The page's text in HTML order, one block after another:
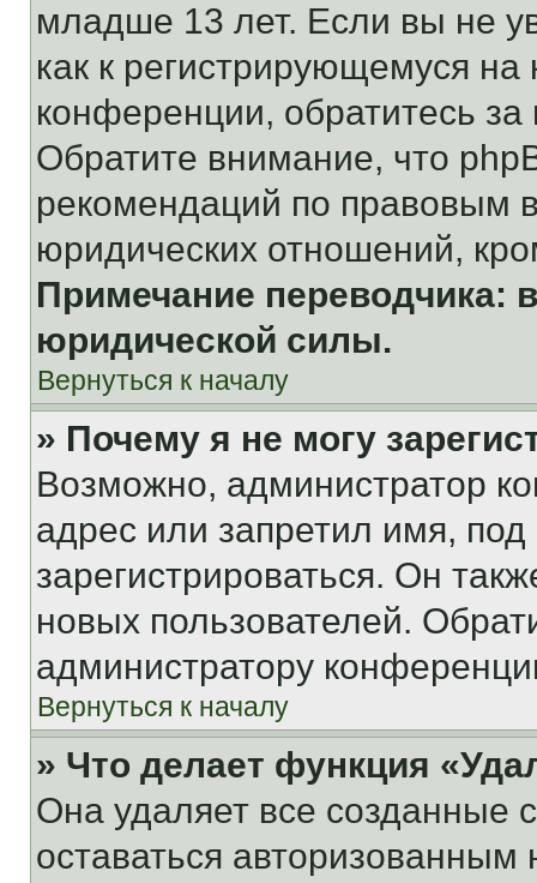
младше 13 лет. Если вы не
как к регистрирующемуся
конференции, обратитесь
Обратите внимание, что
рекомендаций по правовым
юридических отношений,
Примечание переводчика:
юридической силы.
Вернуться к началу
» Почему я не могу
Возможно, администратор
адрес или запретил имя,
зарегистрироваться. Он
новых пользователей.
администратору
Вернуться к началу
» Что делает функция
Она удаляет все созданные
оставаться